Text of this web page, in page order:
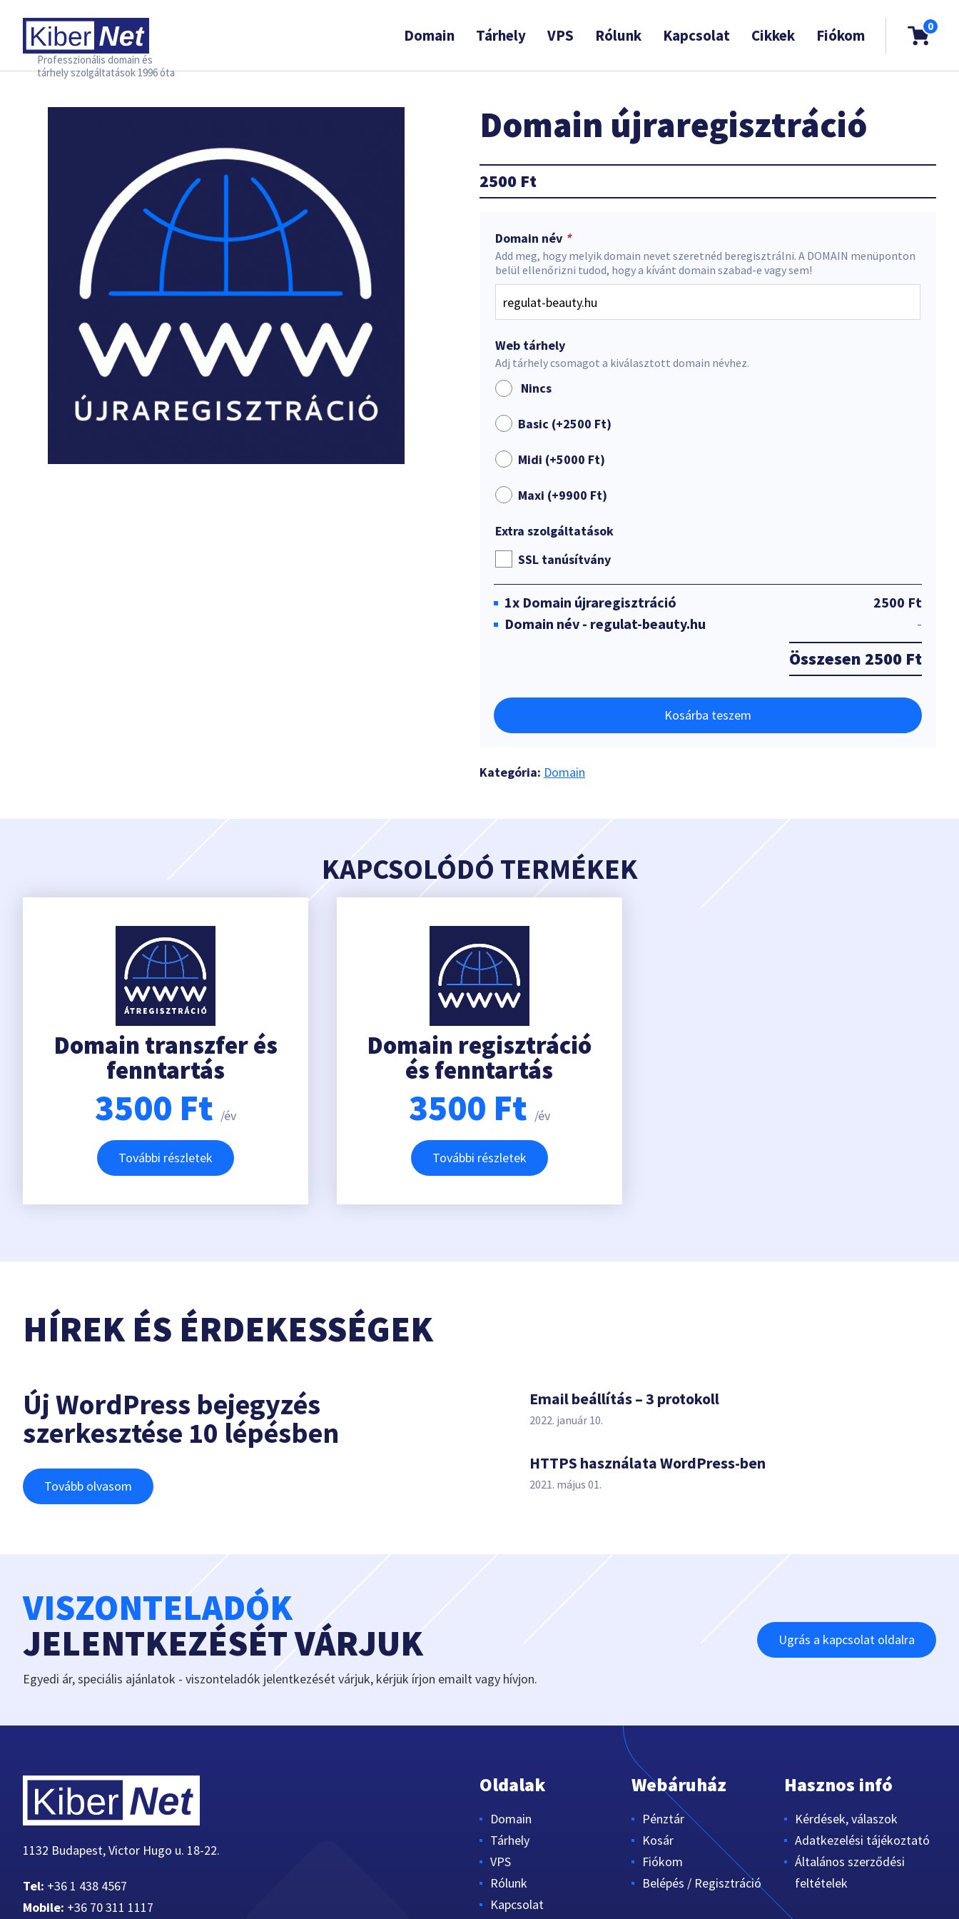
Professzionális domain és
tárhely szolgáltatások 1996 óta
Domain Tárhely VPS Rólunk Kapcsolat Cikkek Fiókom 0
Domain újraregisztráció
2500 Ft
Domain név *
Add meg, hogy melyik domain nevet szeretnéd beregisztrálni. A DOMAIN menüponton
belül ellenőrizni tudod, hogy a kívánt domain szabad-e vagy sem!
Web tárhely
Adj tárhely csomagot a kiválasztott domain névhez.
Nincs
Basic (+2500 Ft)
Midi (+5000 Ft)
Maxi (+9900 Ft)
Extra szolgáltatások
SSL tanúsítvány
1x Domain újraregisztráció
2500 Ft
Domain név - regulat-beauty.hu
-
Összesen 2500 Ft
Kosárba teszem
Kategória: Domain
KAPCSOLÓDÓ TERMÉKEK
Domain transzfer és
fenntartás
3500 Ft /év
További részletek
Domain regisztráció
és fenntartás
3500 Ft /év
További részletek
HÍREK ÉS ÉRDEKESSÉGEK
Új WordPress bejegyzés
szerkesztése 10 lépésben
Tovább olvasom
Email beállítás – 3 protokoll
2022. január 10.
HTTPS használata WordPress-ben
2021. május 01.
VISZONTELADÓK
JELENTKEZÉSÉT VÁRJUK
Egyedi ár, speciális ajánlatok - viszonteladók jelentkezését várjuk, kérjük írjon emailt vagy hívjon.
Ugrás a kapcsolat oldalra
1132 Budapest, Victor Hugo u. 18-22.
Tel: +36 1 438 4567
Mobile: +36 70 311 1117
Oldalak
Domain
Tárhely
VPS
Rólunk
Kapcsolat
Webáruház
Pénztár
Kosár
Fiókom
Belépés / Regisztráció
Hasznos infó
Kérdések, válaszok
Adatkezelési tájékoztató
Általános szerződési
feltételek